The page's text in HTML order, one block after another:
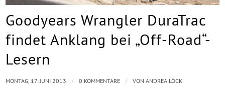
Goodyears Wrangler DuraTrac
findet Anklang bei „Off-Road“-
Lesern
MONTAG, 17. JUNI 2013 / 0 KOMMENTARE / VONANDREA LÖCK